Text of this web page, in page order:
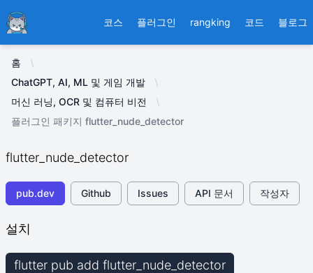
Ducafecat 코스 플러그인 rangking 코드 블로그
홈
ChatGPT, AI, ML 및 게임 개발
머신 러닝, OCR 및 컴퓨터 비전
플러그인 패키지 flutter_nude_detector
flutter_nude_detector
pub.dev Github Issues API 문서 작성자
설치
flutter pub add flutter_nude_detector